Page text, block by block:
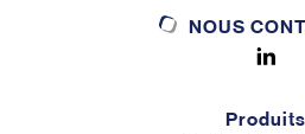
NOUS
Produits